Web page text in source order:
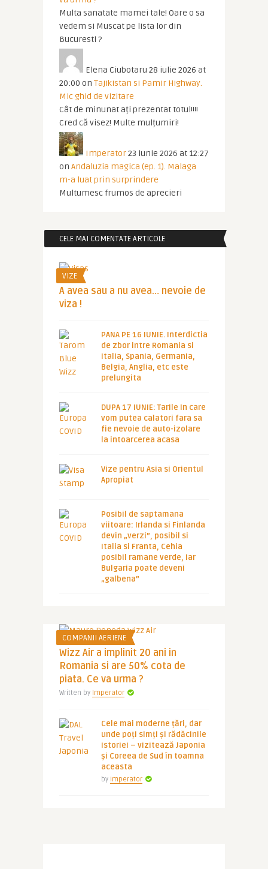
Multa sanatate mamei tale! Oare o sa
vedem si Muscat pe lista lor din
Bucuresti ?
Elena Ciubotaru 28 iulie 2026 at
20:00 on Tajikistan si Pamir Highway.
Mic ghid de vizitare
Cât de minunat ați prezentat totul!!!!
Cred că visez! Multe mulțumiri!
Imperator23 iunie 2026 at 12:27
on Andaluzia magica (ep. 1). Malaga
m-a luat prin surprindere
Multumesc frumos de aprecieri
CELE MAI COMENTATE ARTICOLE
VIZE
A avea sau a nu avea… nevoie de
viza !
PANA PE 16 IUNIE. Interdictia
de zbor intre Romania si
Italia, Spania, Germania,
Belgia, Anglia, etc este
prelungita
DUPA 17 IUNIE: Tarile in care
vom putea calatori fara sa
fie nevoie de auto-izolare
la intoarcerea acasa
Vize pentru Asia si Orientul
Apropiat
Posibil de saptamana
viitoare: Irlanda si Finlanda
devin „verzi”, posibil si
Italia si Franta, Cehia
posibil ramane verde, iar
Bulgaria poate deveni
„galbena”
COMPANII AERIENE
Wizz Air a implinit 20 ani in
Romania si are 50% cota de
piata. Ce va urma ?
Written by Imperator
Cele mai moderne țări, dar
unde poți simți și rădăcinile
istoriei – vizitează Japonia
și Coreea de Sud în toamna
aceasta
by Imperator